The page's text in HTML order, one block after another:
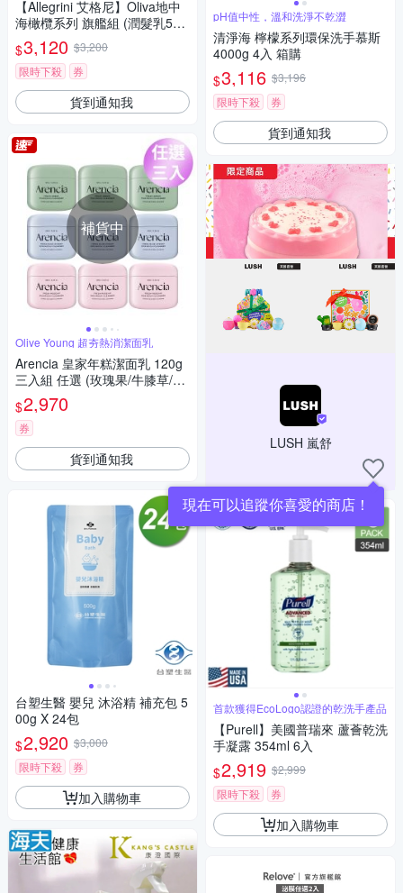
【Allegrini 艾格尼】Oliva地中
海橄欖系列 旗艦組 (潤髮乳500
ML+潤膚乳500ML+洗髮精500
ML+沐浴露500ML)
$3,120 $3,200
限時下殺
券
貨到通知我
補貨中
Olive Young 超夯熱消潔面乳
Arencia 皇家年糕潔面乳 120g
三入組 任選 (玫瑰果/牛膝草/綠
意清新)
$2,970
券
貨到通知我
台塑生醫 嬰兒 沐浴精 補充包 5
00g X 24包
$2,920 $3,000
限時下殺
券
加入購物車
pH值中性，溫和洗淨不乾澀
清淨海 檸檬系列環保洗手慕斯
4000g 4入 箱購
$3,116 $3,196
限時下殺
券
貨到通知我
LUSH 嵐舒
現在可以追蹤你喜愛的商店！
首款獲得EcoLogo認證的乾洗手產品
【Purell】美國普瑞來 蘆薈乾洗
手凝露 354ml 6入
$2,919 $2,999
限時下殺
券
加入購物車